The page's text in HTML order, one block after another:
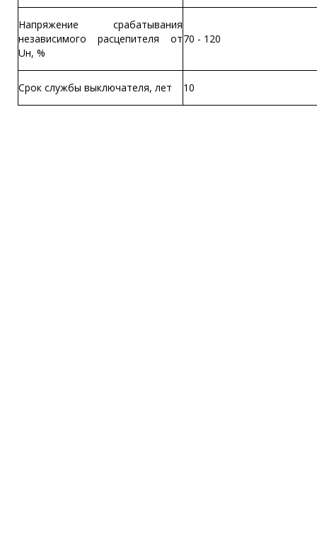
Напряжение срабатывания
независимого расцепителя от
Uн, %
70 - 120
Срок службы выключателя, лет 10